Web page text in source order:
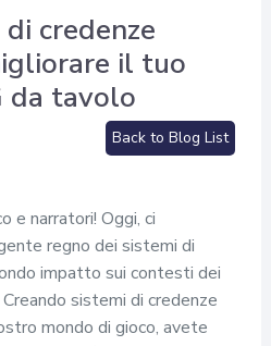
credenze
il tuo
da tavolo
Back to Blog List
e narratori! Oggi, ci
regno dei sistemi di
impatto sui contesti dei
sistemi di credenze
mondo di gioco, avete